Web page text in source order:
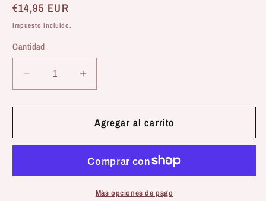
Precio
habitual
€14,95 EUR
Impuesto incluido.
Cantidad
Reducir
cantidad
para
Bones
de
Aumentar
cantidad
para
Mr.
Bones
Aceite
de
Sardina
Agregar al carrito
Más opciones de pago